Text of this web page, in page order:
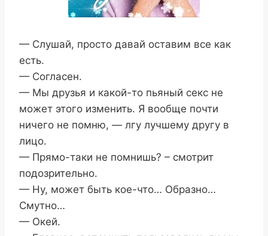
— Слушай, просто давай оставим все как
есть.
— Согласен.
— Мы друзья и какой-то пьяный секс не
может этого изменить. Я вообще почти
ничего не помню, — лгу лучшему другу в
лицо.
— Прямо-таки не помнишь? – смотрит
подозрительно.
— Ну, может быть кое-что… Образно…
Смутно…
— Окей.